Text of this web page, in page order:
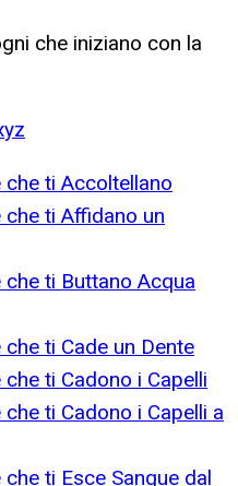
che iniziano con la
yz
ti Accoltellano
ti Affidano un
ti Buttano Acqua
ti Cade un Dente
ti Cadono i Capelli
ti Cadono i Capelli a
ti Esce Sangue dal